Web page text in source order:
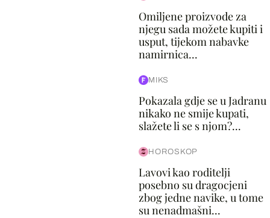
Omiljene proizvode za
njegu sada možete kupiti i
usput, tijekom nabavke
namirnica...
MIKS
Pokazala gdje se u Jadranu
nikako ne smije kupati,
slažete li se s njom?...
HOROSKOP
Lavovi kao roditelji
posebno su dragocjeni
zbog jedne navike, u tome
su nenadmašni...